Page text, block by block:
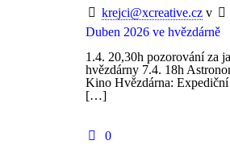
krejci@xcreative.cz v
Duben 2026 ve hvězdárně
1.4. 20,30h pozorování za
hvězdárny 7.4. 18h
Kino Hvězdárna:
[…]
0